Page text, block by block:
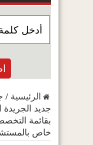
الرئيسية /
جديد
بقائمة
خاص